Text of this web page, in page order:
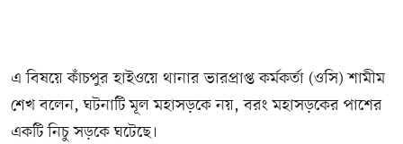
এ বিষয়ে কাঁচপুর হাইওয়ে থানার ভারপ্রাপ্ত কর্মকর্তা (ওসি) শামীম
শেখ বলেন, ঘটনাটি মূল মহাসড়কে নয়, বরং মহাসড়কের পাশের
একটি নিচু সড়কে ঘটেছে।